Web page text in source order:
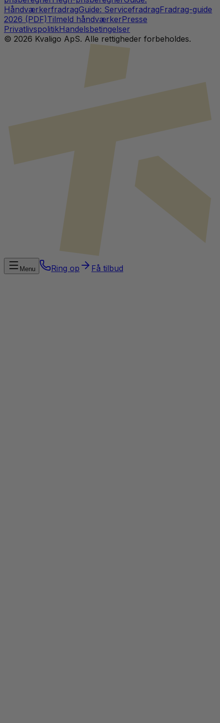
HåndværkerfradragGuide: ServicefradragFradrag-guide
2026 (PDF)Tilmeld håndværkerPresse
PrivatlivspolitikHandelsbetingelser
© 2026 Kvaligo ApS. Alle rettigheder forbeholdes.
Menu Ring op Få tilbud